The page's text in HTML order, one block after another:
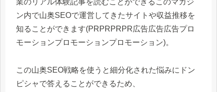
業のリアル体験記事を読むことができるこのマガジ
ン内で山奥SEOで運営してきたサイトや収益推移を
知ることができます(PRPRPRPR広告広告広告プロ
モーションプロモーションプロモーション)。
この山奥SEO戦略を使うと細分化された悩みにドン
ピシャで答えることができるため、